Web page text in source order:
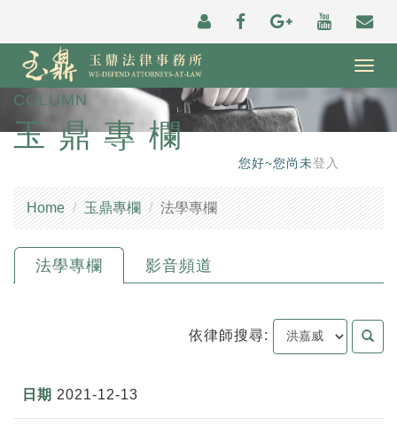
COLUMN
玉鼎專欄
您好~您尚未登入
Home 玉鼎專欄 法學專欄
法學專欄 影音頻道
依律師搜尋:
2021-12-13